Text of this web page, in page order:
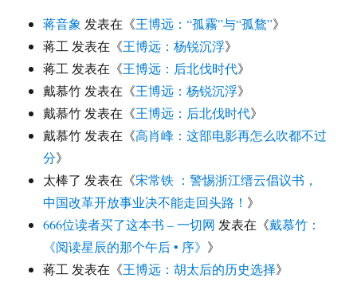
蒋音象 发表在《王博远：“孤霧”与“孤鶩”》
蒋工 发表在《王博远：杨锐沉浮》
蒋工 发表在《王博远：后北伐时代》
戴慕竹 发表在《王博远：杨锐沉浮》
戴慕竹 发表在《王博远：后北伐时代》
戴慕竹 发表在《高肖峰：这部电影再怎么吹都不过
分》
太棒了 发表在《宋常铁 ：警惕浙江缙云倡议书，
中国改革开放事业决不能走回头路！ 》
666位读者买了这本书 – 一切网 发表在《戴慕竹：
《阅读星辰的那个午后 • 序》 》
蒋工 发表在《王博远：胡太后的历史选择》